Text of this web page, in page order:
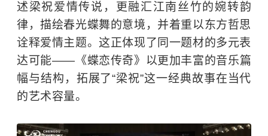
述梁祝爱情传说，更融汇江南丝竹的婉转韵
律，描绘春光蝶舞的意境，并着重以东方哲思
诠释爱情主题。这正体现了同一题材的多元表
达可能——《蝶恋传奇》以更加丰富的音乐篇
幅与结构，拓展了“梁祝”这一经典故事在当代
的艺术容量。